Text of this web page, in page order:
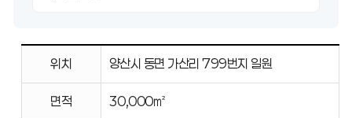
요금안내,
위치 양산시 동면 가산리 799번지 일원
면적 30,000㎡